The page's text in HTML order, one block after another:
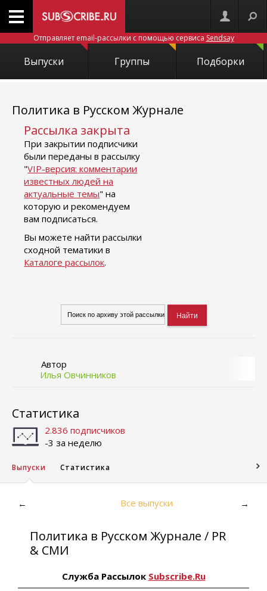
Отправляет email-рассылки с помощью сервиса Sendsay
Выпуски Группы Подборки
Политика в Русском Журнале
Рассылка закрыта
При закрытии подписчики
были переданы в рассылку
"VIP-версия: комментарии
известных людей на
актуальные темы" на
которую и рекомендуем
вам подписаться.
Вы можете найти рассылки
сходной тематики в
Каталоге рассылок.
Автор
Илья Овчинников
Статистика
2.836 подписчиков
-3 за неделю
Выпуски Статистика
← Все выпуски →
Политика в Русском Журнале / PR
& СМИ
Служба Рассылок Subscribe.Ru